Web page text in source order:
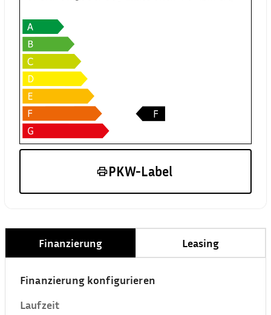
PKW-Label
Finanzierung Leasing
Finanzierung konfigurieren
Laufzeit